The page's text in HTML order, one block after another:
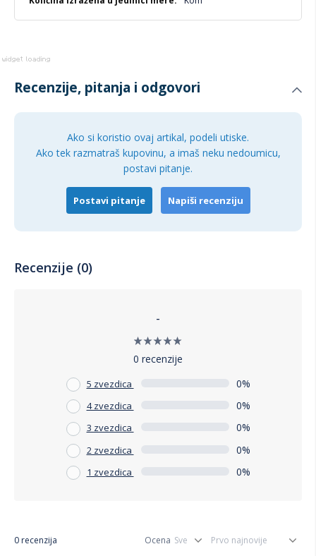
Recenzije, pitanja i odgovori
Ako si koristio ovaj artikal, podeli utiske.
Ako tek razmatraš kupovinu, a imaš neku nedoumicu,
postavi pitanje.
Postavi pitanje Napiši recenziju
Recenzije (0)
-
0 recenzije
5 zvezdica 0%
4 zvezdica 0%
3 zvezdica 0%
2 zvezdica 0%
1 zvezdica 0%
0 recenzija Ocena